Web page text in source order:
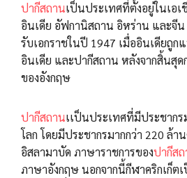
ปากีสถานเป็นประเทศที่ตั้งอยู่ในเอ
อินเดีย อัฟกานิสถาน อิหร่าน และจี
รับเอกราชในปี 1947 เมื่ออินเดียถูก
อินเดีย และปากีสถาน หลังจากสิ้นสุ
ของอังกฤษ
ปากีสถานเเป็นประเทศที่มีประชาก
โลก โดยมีประชากรมากกว่า 220 ล้า
อิสลามาบัด ภาษาราชการของปากีส
ภาษาอังกฤษ นอกจากนี้กีฬาคริกเก็ต